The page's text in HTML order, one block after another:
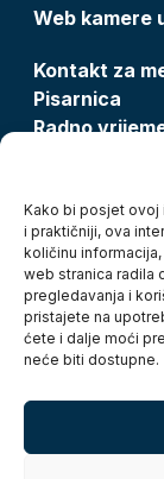
Kako bi posjet ovoj
i praktičniji, ova
količinu
web stranica radila
pregledavanja i
pristajete na
ćete i dalje moći
neće biti dostupne.
Web kamere
Kontakt za
Pisarnica
Radno
Zaštita
Pristup
Kolačići
Izjava o
Turistička